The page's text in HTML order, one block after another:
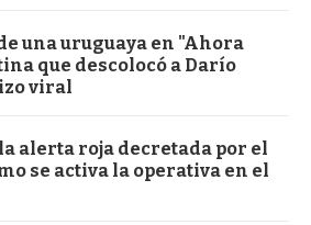
una uruguaya en "Ahora
que descolocó a Darío
viral
alerta roja decretada por el
se activa la operativa en el